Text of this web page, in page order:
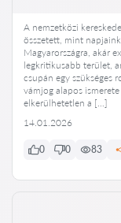
A nemzetközi
összetett, mint
Magyarországra, akár
legkritikusabb terület,
csupán egy szükséges
vámjog alapos
elkerülhetetlen a […]
14.01.2026
0 0 83